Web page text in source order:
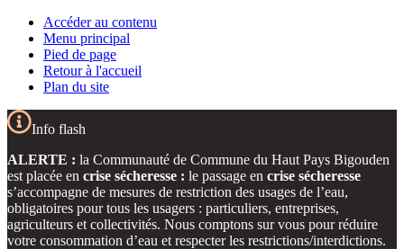
Accéder au contenu
Menu principal
Pied de page
Retour à l'accueil
Plan du site
Info flash
ALERTE : la Communauté de Commune du Haut Pays Bigouden
est placée en crise sécheresse : le passage en crise sécheresse
s’accompagne de mesures de restriction des usages de l’eau,
obligatoires pour tous les usagers : particuliers, entreprises,
agriculteurs et collectivités. Nous comptons sur vous pour réduire
votre consommation d’eau et respecter les restrictions/interdictions.